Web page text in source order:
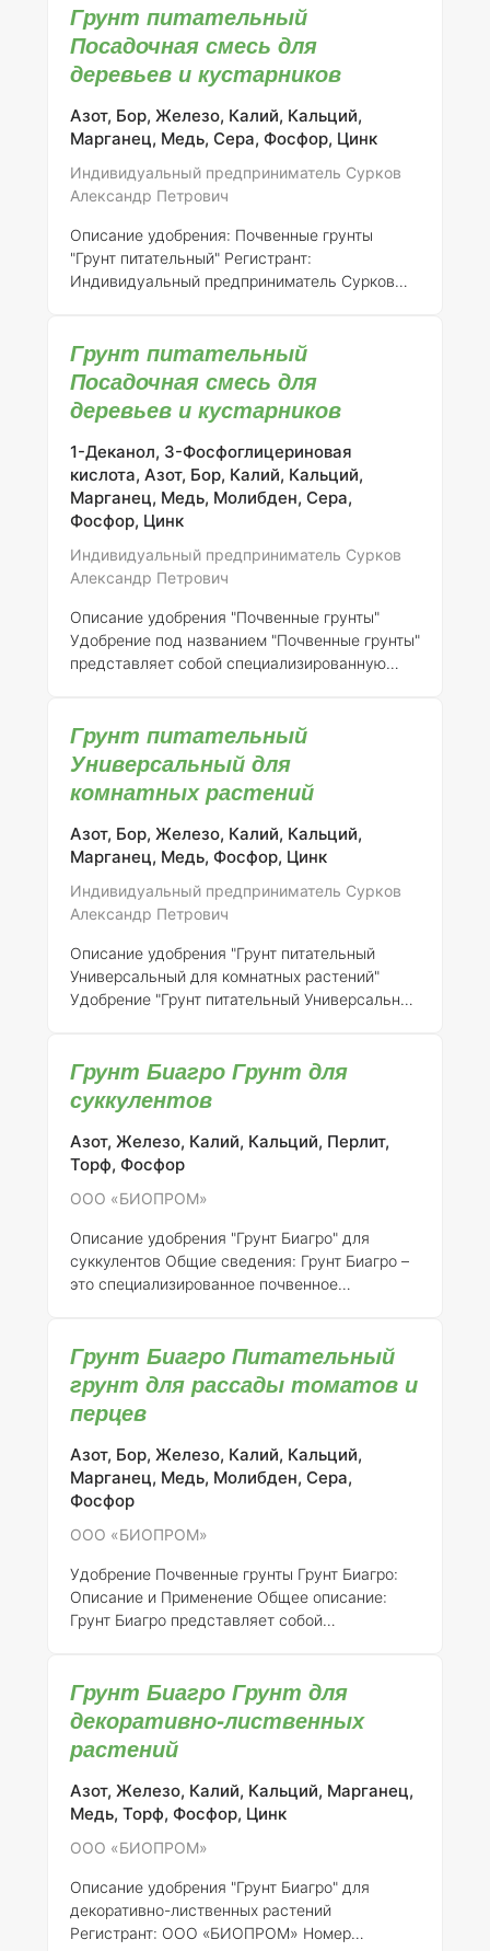
химических свойств почвы и повышения её
плодородия. Оно активно используется в
сельском хозяйстве для улучшения роста и
развития сельскохозяйственных культур.
Состав элементов:
Состав удобрения
включает в себя следующие макро- и
микроэлементы, которые являются
необходимыми для нормального роста
растений: 1. Азот (N) - 15% 2. Фосфор (P2O5) -
Грунт питательный
Посадочная смесь для
деревьев и кустарников
Азот, Бор, Железо, Калий, Кальций,
Марганец, Медь, Сера, Фосфор, Цинк
Индивидуальный предприниматель Сурков
Александр Петрович
Описание удобрения: Почвенные грунты
"Грунт питательный" Регистрант:
Индивидуальный предприниматель Сурков
"Грунт питательный" представляют собой
специализированную посадочную смесь,
разработанную для обеспечения оптимальных
условий роста и развития деревьев и
кустарников. Данная смесь учитывает
потребности растений в необходимых
питательных веществах и микроэлементах,
что способствует их здоровому развитию.
Состав элементов
Грунт питательный
Посадочная смесь для
деревьев и кустарников
1-Деканол, 3-Фосфоглицериновая
кислота, Азот, Бор, Калий, Кальций,
Марганец, Медь, Молибден, Сера,
Фосфор, Цинк
Индивидуальный предприниматель Сурков
Александр Петрович
Описание удобрения "Почвенные грунты"
Удобрение под названием "Почвенные грунты"
представляет собой специализированную
развития деревьев и кустарников. Состав
смеси тщательно сбалансирован, чтобы
обеспечить растения всеми необходимыми
макро- и микроэлементами,
способствующими их здоровью и
продуктивности. Состав элементов и
концентрация:
Состав питательной смеси
"Почвенные грунты" включает в себя
Грунт питательный
Универсальный для
комнатных растений
Азот, Бор, Железо, Калий, Кальций,
Марганец, Медь, Фосфор, Цинк
Индивидуальный предприниматель Сурков
Александр Петрович
Описание удобрения "Грунт питательный
Универсальный для комнатных растений"
Удобрение "Грунт питательный Универсальный
удобрение, разработанное для обеспечения
комнатных растений. Оно предназначено для
использования в закрытых помещениях и
оранжереях, что делает его идеальным
цветоводства.Состав элементов и
концентрация: Состав удобрения включает в
себя следующие макро- и микроэ
Грунт Биагро Грунт для
суккулентов
Азот, Железо, Калий, Кальций, Перлит,
Торф, Фосфор
ООО «БИОПРОМ»
Описание удобрения "Грунт Биагро" для
суккулентов Общие сведения: Грунт Биагро –
это специализированное почвенное
Разработанный и зарегистрированный ООО
«БИОПРОМ», данный продукт обеспечивает
оптимальные условия для роста и развития
этих растений, благодаря сбалансированному
составу и физическим свойствам.
Номер
регистрации: 636-14-2872-1
Состав и
концентрация элементов:
Грунт Биагро
включает в себя следующие ключевые
компоненты: 1.Органическая част
Грунт Биагро Питательный
грунт для рассады томатов и
перцев
Азот, Бор, Железо, Калий, Кальций,
Марганец, Медь, Молибден, Сера,
Фосфор
ООО «БИОПРОМ»
Удобрение Почвенные грунты Грунт Биагро:
Описание и Применение Общее описание:
Грунт Биагро представляет собой
рассады томатов и перцев. Продукт
зарегистрирован ООО «БИОПРОМ» под
номером 636-14-2872-1 и предназначен для
использования в условиях российской
агрономии.
Состав элементов:
Грунт Биагро
содержит сбалансированный набор макро- и
микроэлементов, необходимых для
оптимального роста и развития растений.
могут варь
Грунт Биагро Грунт для
декоративно-лиственных
растений
Азот, Железо, Калий, Кальций, Марганец,
Медь, Торф, Фосфор, Цинк
ООО «БИОПРОМ»
Описание удобрения "Грунт Биагро" для
декоративно-лиственных растений
Регистрант: ООО «БИОПРОМ» Номер